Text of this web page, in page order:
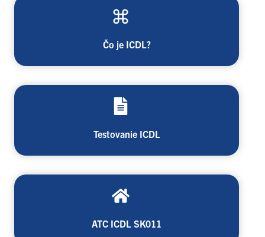
Čo je ICDL?
Testovanie ICDL
ATC ICDL SK011